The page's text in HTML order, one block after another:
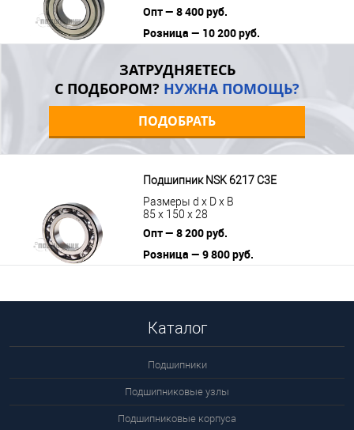
Опт — 8 400 руб.
Розница — 10 200 руб.
ЗАТРУДНЯЕТЕСЬ
С ПОДБОРОМ? НУЖНА ПОМОЩЬ?
ПОДОБРАТЬ
Подшипник NSK 6217 C3E
Размеры d x D x B
85 x 150 x 28
Опт — 8 200 руб.
Розница — 9 800 руб.
Каталог
Подшипники
Подшипниковые узлы
Подшипниковые корпуса